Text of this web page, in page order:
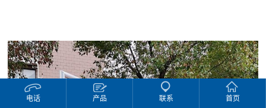
电话 产品 联系 首页